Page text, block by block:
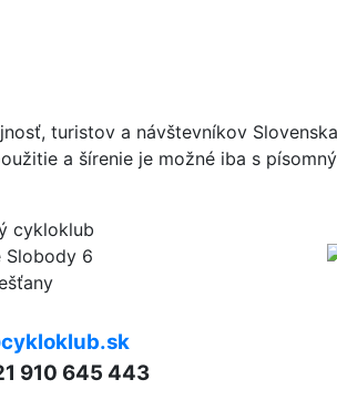
turistov a návštevníkov
a šírenie je možné iba s
cykloklub
Slobody 6
910 645 443